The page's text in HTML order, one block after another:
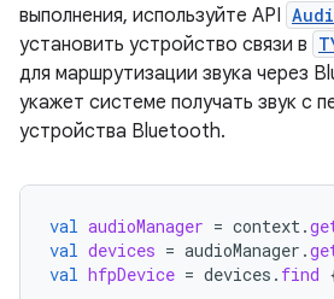
выполнения, используйте API
установить устройство связи в
для маршрутизации звука через
укажет системе получать звук с
устройства Bluetooth.
val audioManager = context.
val devices = audioManager .
val hfpDevice = devices . find